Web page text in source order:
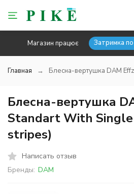
Магазин працює Затримка по
Главная Блесна-вертушка DAM
Блесна-вертушка
Standart With Single
stripes)
Написать отзыв
Бренды: DAM